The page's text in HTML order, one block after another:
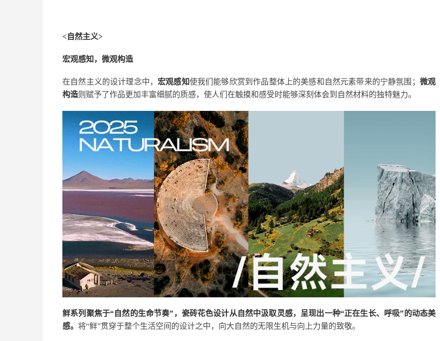
<自然主义>
宏观感知，微观构造
在自然主义的设计理念中， 宏观感知使我们能够欣赏到作品整体上的美感和自然元素带来的宁静氛围； 微观
构造则赋予了作品更加丰富细腻的质感，使人们在触摸和感受时能够深刻体会到自然材料的独特魅力。
鲜系列聚焦于“自然的生命节奏”，瓷砖花色设计从自然中汲取灵感，呈现出一种“正在生长、呼吸”的动态美
感。 将“鲜”贯穿于整个生活空间的设计之中，向大自然的无限生机与向上力量的致敬。